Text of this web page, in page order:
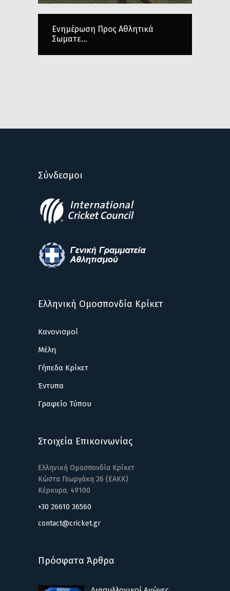
Ενημέρωση Προς Αθλητικά
Σωματε...
Σύνδεσμοι
Ελληνική Ομοσπονδία Κρίκετ
Κανονισμοί
Μέλη
Γήπεδα Κρίκετ
Έντυπα
Γραφείο Τύπου
Στοιχεία Επικοινωνίας
Ελληνική Ομοσπονδία Κρίκετ
Κώστα Γεωργάκη 26 (ΕΑΚΚ)
Κέρκυρα, 49100
+30 26610 36560
contact@cricket.gr
Πρόσφατα Άρθρα